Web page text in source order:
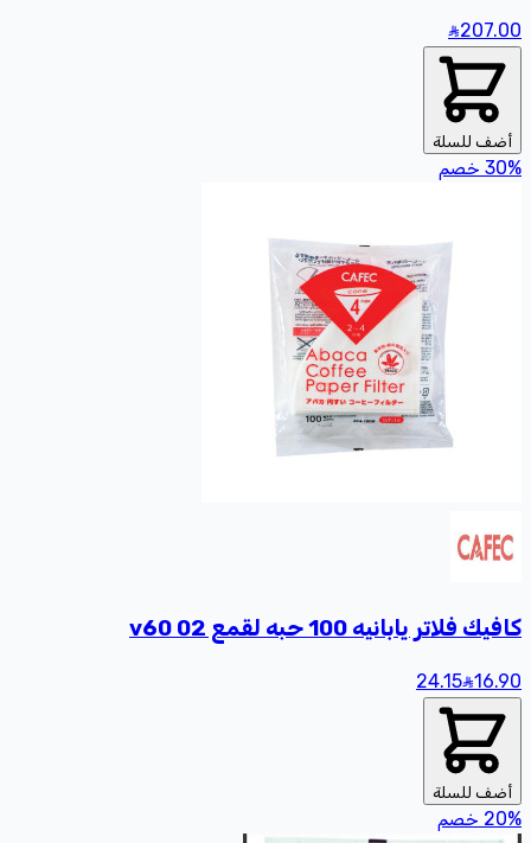
207.00
أضف للسلة
30% خصم
كافيك فلاتر يابانيه 100 حبه لقمع v60 02
16.90
24.15
أضف للسلة
20% خصم